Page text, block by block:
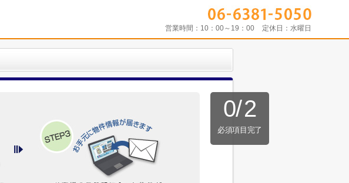
営業時間： 10：00～19：00 定休日： 水曜日
0/2
必須項目完了